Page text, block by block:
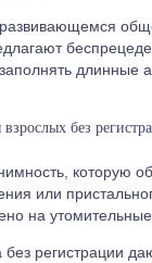
длинные
которую
или
на
без регистрации